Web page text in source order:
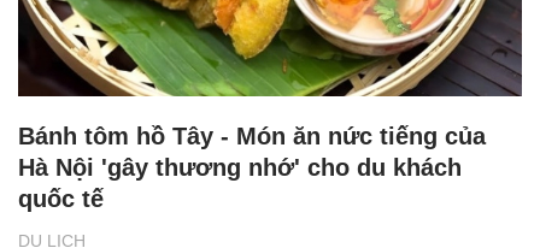
DU LỊCH
Bánh tôm hồ Tây - Món ăn nức tiếng của
Hà Nội 'gây thương nhớ' cho du khách
quốc tế